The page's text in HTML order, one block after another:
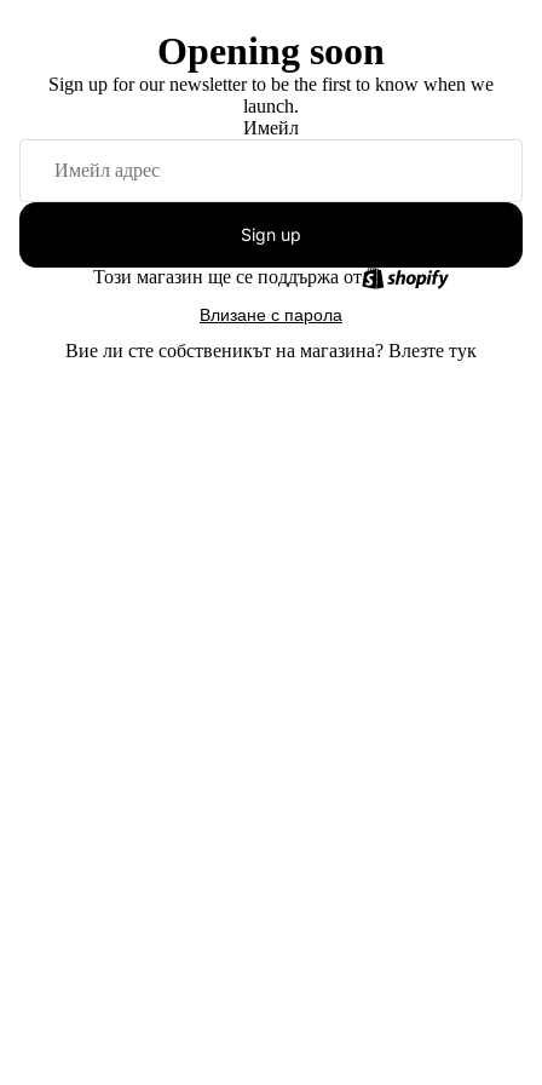
Opening soon
Sign up for our newsletter to be the first to know when we
launch.
Имейл
Sign up
Този магазин ще се поддържа от
Влизане с парола
Вие ли сте собственикът на магазина? Влезте тук